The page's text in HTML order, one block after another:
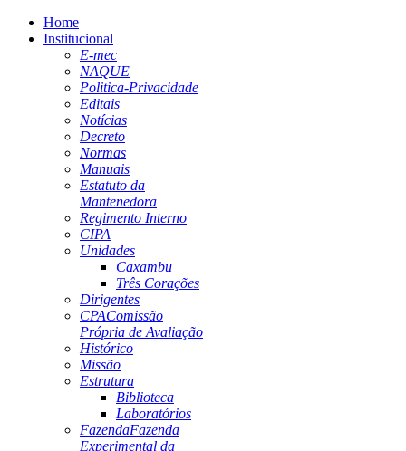
Home
Institucional
E-mec
NAQUE
Politica-Privacidade
Editais
Notícias
Decreto
Normas
Manuais
Estatuto da
Mantenedora
Regimento Interno
CIPA
Unidades
Caxambu
Três Corações
Dirigentes
CPAComissão
Própria de Avaliação
Histórico
Missão
Estrutura
Biblioteca
Laboratórios
FazendaFazenda
Experimental da